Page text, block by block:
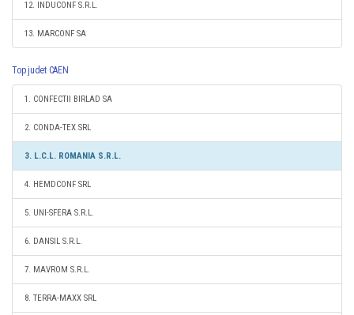
12. INDUCONF S.R.L.
13. MARCONF SA
Top judet CAEN
1. CONFECTII BIRLAD SA
2. CONDA-TEX SRL
3. L.C.L. ROMANIA S.R.L.
4. HEMDCONF SRL
5. UNI-SFERA S.R.L.
6. DANSIL S.R.L.
7. MAVROM S.R.L.
8. TERRA-MAXX SRL